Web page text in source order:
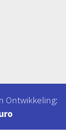
Ontwikkeling: